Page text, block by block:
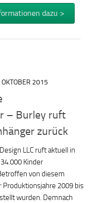
dazu >
OKTOBER 2015
– Burley ruft
zurück
LLC ruft aktuell in
Kinder
von diesem
Produktionsjahre 2009 bis
wurden. Demnach